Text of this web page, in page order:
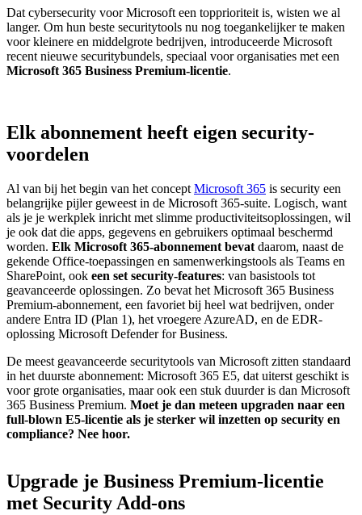
Dat cybersecurity voor Microsoft een topprioriteit is, wisten we al
langer. Om hun beste securitytools nu nog toegankelijker te maken
voor kleinere en middelgrote bedrijven, introduceerde Microsoft
recent nieuwe securitybundels, speciaal voor organisaties met een
Microsoft 365 Business Premium-licentie.
Elk abonnement heeft eigen security-
voordelen
Al van bij het begin van het concept Microsoft 365 is security een
belangrijke pijler geweest in de Microsoft 365-suite. Logisch, want
als je je werkplek inricht met slimme productiviteitsoplossingen, wil
je ook dat die apps, gegevens en gebruikers optimaal beschermd
worden. Elk Microsoft 365-abonnement bevat daarom, naast de
gekende Office-toepassingen en samenwerkingstools als Teams en
SharePoint, ook een set security-features: van basistools tot
geavanceerde oplossingen. Zo bevat het Microsoft 365 Business
Premium-abonnement, een favoriet bij heel wat bedrijven, onder
andere Entra ID (Plan 1), het vroegere AzureAD, en de EDR-
oplossing Microsoft Defender for Business.
De meest geavanceerde securitytools van Microsoft zitten standaard
in het duurste abonnement: Microsoft 365 E5, dat uiterst geschikt is
voor grote organisaties, maar ook een stuk duurder is dan Microsoft
365 Business Premium. Moet je dan meteen upgraden naar een
full-blown E5-licentie als je sterker wil inzetten op security en
compliance? Nee hoor.
Upgrade je Business Premium-licentie
met Security Add-ons